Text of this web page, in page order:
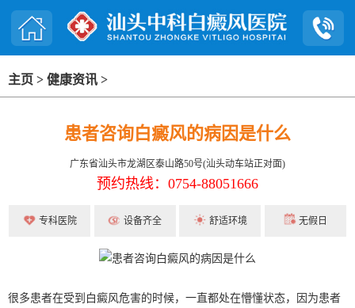
主页 > 健康资讯 >
患者咨询白癜风的病因是什么
广东省汕头市龙湖区泰山路50号(汕头动车站正对面)
预约热线：0754-88051666
专科医院 设备齐全 舒适环境 无假日
很多患者在受到白癜风危害的时候，一直都处在懵懂状态，因为患者